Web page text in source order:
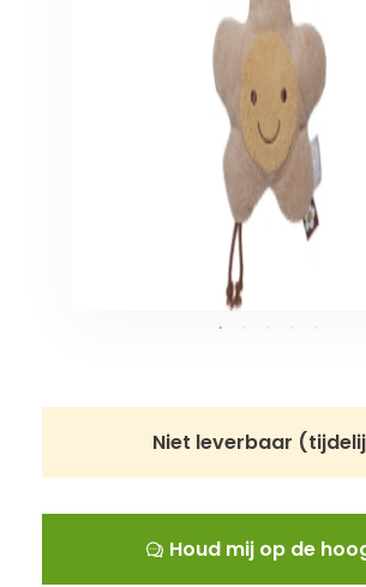
Schommelstoelen en wipstoeltjes
Niet leverbaar
Houd mij op de